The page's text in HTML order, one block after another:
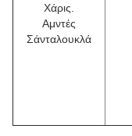
Χάρις.
Αμντές
Σάνταλουκλά